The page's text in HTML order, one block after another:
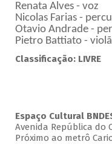
Renata Alves - voz
Nicolas Farias -
Otavio Andrade -
Pietro Battiato -
Classificação: LIVRE
Espaço Cultural
Avenida República do
Próximo ao metrô